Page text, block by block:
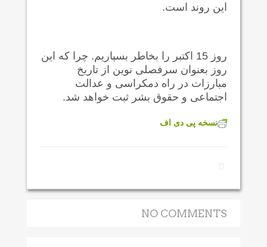
این روند است.
روز 15 اکتبر را بخاطر بسپاریم. چرا که این
روز بعنوان سرفصلی نوین از تاریخ
مبارزات در راه دمکراسی و عدالت
اجتماعی و حقوق بشر ثبت خواهد شد.
نسخه پی دی اف
NO COMMENTS